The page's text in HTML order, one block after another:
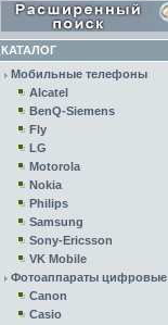
КАТАЛОГ
Мобильные телефоны
Alcatel
BenQ-Siemens
Fly
LG
Motorola
Nokia
Philips
Samsung
Sony-Ericsson
VK Mobile
Фотоаппараты цифровые
Canon
Casio